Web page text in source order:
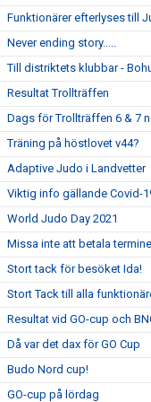
Funktionärer efterlyses till
Never ending story.....
Till distriktets klubbar -
Resultat Trollträffen
Dags för Trollträffen 6 & 7
Träning på höstlovet v44?
Adaptive Judo i Landvetter
Viktig info gällande Covid-
World Judo Day 2021
Missa inte att betala
Stort tack för besöket Ida!
Stort Tack till alla
Resultat vid GO-cup och
Då var det dax för GO Cup
Budo Nord cup!
GO-cup på lördag